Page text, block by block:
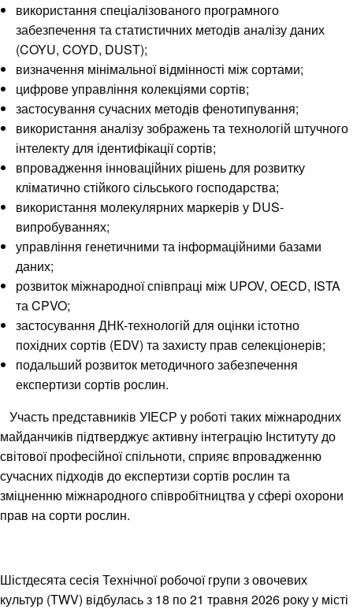
використання спеціалізованого програмного
забезпечення та статистичних методів аналізу даних
(COYU, COYD, DUST);
визначення мінімальної відмінності між сортами;
цифрове управління колекціями сортів;
застосування сучасних методів фенотипування;
використання аналізу зображень та технологій штучного
інтелекту для ідентифікації сортів;
впровадження інноваційних рішень для розвитку
кліматично стійкого сільського господарства;
використання молекулярних маркерів у DUS-
випробуваннях;
управління генетичними та інформаційними базами
даних;
розвиток міжнародної співпраці між UPOV, OECD, ISTA
та CPVO;
застосування ДНК-технологій для оцінки істотно
похідних сортів (EDV) та захисту прав селекціонерів;
подальший розвиток методичного забезпечення
експертизи сортів рослин.
Участь представників УІЕСР у роботі таких міжнародних
майданчиків підтверджує активну інтеграцію Інституту до
світової професійної спільноти, сприяє впровадженню
сучасних підходів до експертизи сортів рослин та
зміцненню міжнародного співробітництва у сфері охорони
прав на сорти рослин.
Шістдесята сесія Технічної робочої групи з овочевих
культур (TWV) відбулась з 18 по 21 травня 2026 року у місті